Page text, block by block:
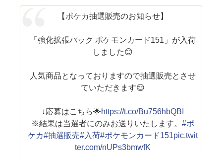
【ポケカ抽選販売のお知らせ】
「強化拡張パック ポケモンカード151」が入荷
しました😊
人気商品となっておりますので抽選販売とさせ
ていただきます😌
↓応募はこちら🌟https://t.co/Bu756hbQBI
※結果は当選者にのみお送りいたします。 #ポ
ケカ#抽選販売#入荷#ポケモンカード151pic.twit
ter.com/nUPs3bmwfK